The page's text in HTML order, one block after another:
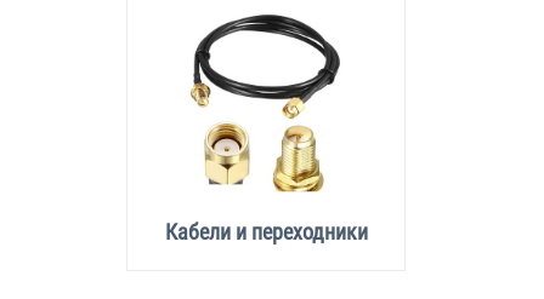
Кабели и переходники